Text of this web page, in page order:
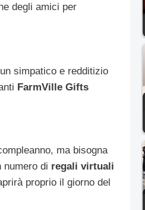
degli amici per
simpatico e redditizio
FarmVille Gifts
ma bisogna
numero di regali virtuali
proprio il giorno del